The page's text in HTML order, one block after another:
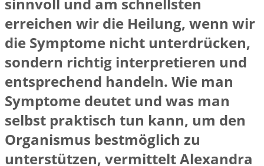
erreichen wir die Heilung, wenn wir
die Symptome nicht unterdrücken,
sondern richtig interpretieren und
entsprechend handeln. Wie man
Symptome deutet und was man
selbst praktisch tun kann, um den
Organismus bestmöglich zu
unterstützen, vermittelt Alexandra